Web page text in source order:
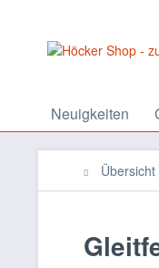
Neuigkeiten
Übersicht